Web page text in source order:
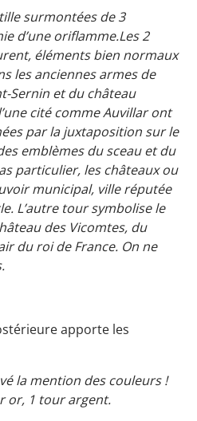
surmontées de 3
d’une oriflamme.Les 2
éléments bien normaux
les anciennes armes de
Sernin et du château
cité comme Auvillar ont
par la juxtaposition sur le
emblèmes du sceau et du
particulier, les châteaux ou
municipal, ville réputée
L’autre tour symbolise le
des Vicomtes, du
du roi de France. On ne
apporte les
la mention des couleurs !
or, 1 tour argent.